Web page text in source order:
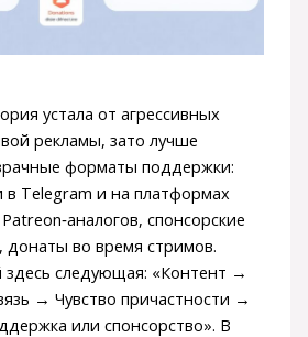
устала от агрессивных
рекламы, зато лучше
форматы поддержки:
в Telegram и на платформах
спонсорские
донаты во время стримов.
здесь следующая: «Контент →
→ Чувство причастности →
или спонсорство». В